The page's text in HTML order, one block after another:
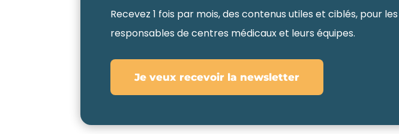
Recevez 1 fois par mois, des contenus utiles et ciblés, pour les
responsables de centres médicaux et leurs équipes.
Je veux recevoir la newsletter